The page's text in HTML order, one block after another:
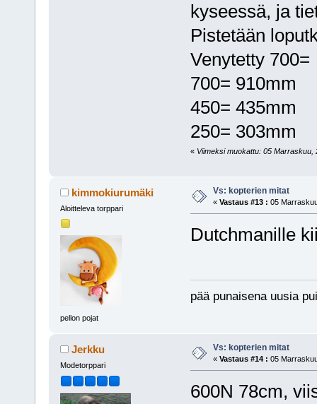
kyseessä, ja
Pistetään
Venytetty
700= 910mm
450= 435mm
250= 303mm
« Viimeksi muokattu: 05 Marraskuu,
kimmokiurumäki
Aloitteleva torppari
pellon pojat
Vs: kopterien mitat
« Vastaus #13 : 05
Dutchmanille
pää punaisena uusia
Jerkku
Modetorppari
Vs: kopterien mitat
« Vastaus #14 : 05
600N 78cm,